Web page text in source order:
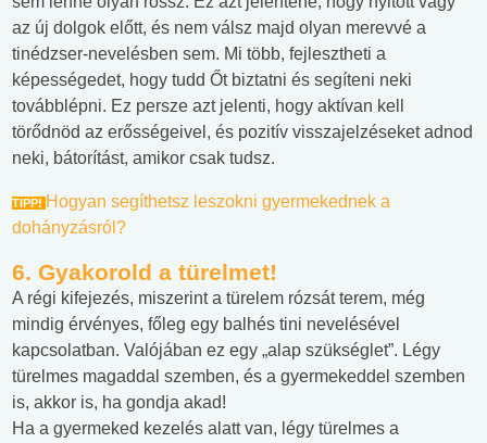
az új dolgok előtt, és nem válsz majd olyan merevvé a
tinédzser-nevelésben sem. Mi több, fejlesztheti a
képességedet, hogy tudd Őt biztatni és segíteni neki
továbblépni. Ez persze azt jelenti, hogy aktívan kell
törődnöd az erősségeivel, és pozitív visszajelzéseket adnod
neki, bátorítást, amikor csak tudsz.
TIPP! Hogyan segíthetsz leszokni gyermekednek a
dohányzásról?
6. Gyakorold a türelmet!
A régi kifejezés, miszerint a türelem rózsát terem, még
mindig érvényes, főleg egy balhés tini nevelésével
kapcsolatban. Valójában ez egy „alap szükséglet”. Légy
türelmes magaddal szemben, és a gyermekeddel szemben
is, akkor is, ha gondja akad!
Ha a gyermeked kezelés alatt van, légy türelmes a